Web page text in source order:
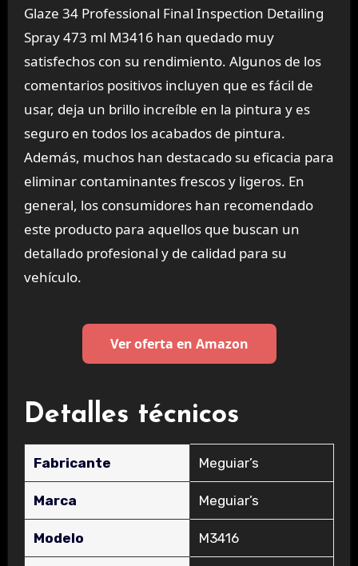
Glaze 34 Professional Final Inspection Detailing
Spray 473 ml M3416 han quedado muy
satisfechos con su rendimiento. Algunos de los
comentarios positivos incluyen que es fácil de
usar, deja un brillo increíble en la pintura y es
seguro en todos los acabados de pintura.
Además, muchos han destacado su eficacia para
eliminar contaminantes frescos y ligeros. En
general, los consumidores han recomendado
este producto para aquellos que buscan un
detallado profesional y de calidad para su
vehículo.
Ver oferta en Amazon
Detalles técnicos
Fabricante ‎Meguiar’s
Marca ‎Meguiar’s
Modelo ‎M3416